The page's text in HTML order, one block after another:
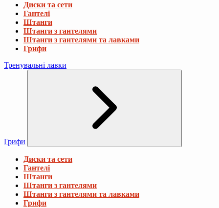
Диски та сети
Гантелі
Штанги
Штанги з гантелями
Штанги з гантелями та лавками
Грифи
Тренувальні лавки
Грифи
Диски та сети
Гантелі
Штанги
Штанги з гантелями
Штанги з гантелями та лавками
Грифи